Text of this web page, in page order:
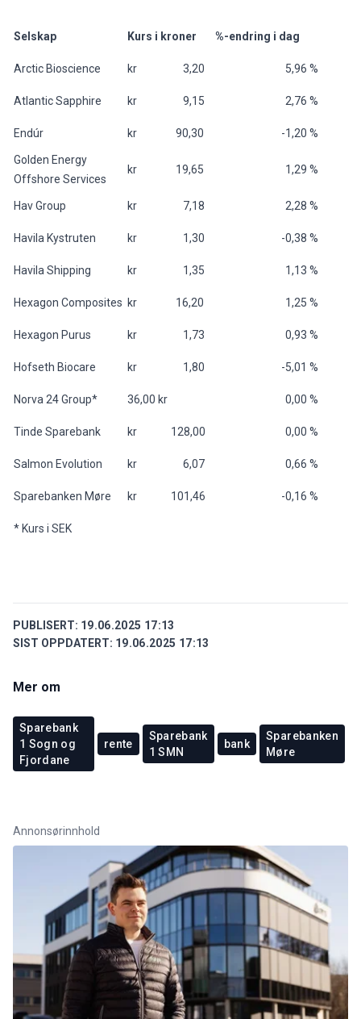
Selskap Kurs i kroner %-endring i dag
Arctic Bioscience kr 3,20 5,96 %
Atlantic Sapphire kr 9,15 2,76 %
Endúr kr 90,30 -1,20 %
Golden Energy
Offshore Services
kr 19,65 1,29 %
Hav Group kr 7,18 2,28 %
Havila Kystruten kr 1,30 -0,38 %
Havila Shipping kr 1,35 1,13 %
Hexagon Composites kr 16,20 1,25 %
Hexagon Purus kr 1,73 0,93 %
Hofseth Biocare kr 1,80 -5,01 %
Norva 24 Group* 36,00 kr 0,00 %
Tinde Sparebank kr 128,00 0,00 %
Salmon Evolution kr 6,07 0,66 %
Sparebanken Møre kr 101,46 -0,16 %
* Kurs i SEK
PUBLISERT: 19.06.2025 17:13
SIST OPPDATERT: 19.06.2025 17:13
Mer om
Sparebank
1 Sogn og
Fjordane
rente
Sparebank
1 SMN
bank
Sparebanken
Møre
Annonsørinnhold